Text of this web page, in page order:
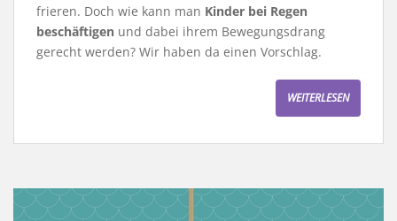
frieren. Doch wie kann man Kinder bei Regen
beschäftigen und dabei ihrem Bewegungsdrang
gerecht werden? Wir haben da einen Vorschlag.
WEITERLESEN